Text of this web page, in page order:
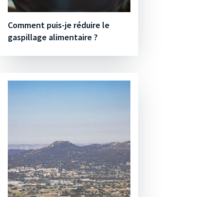
Comment puis-je réduire le
gaspillage alimentaire ?